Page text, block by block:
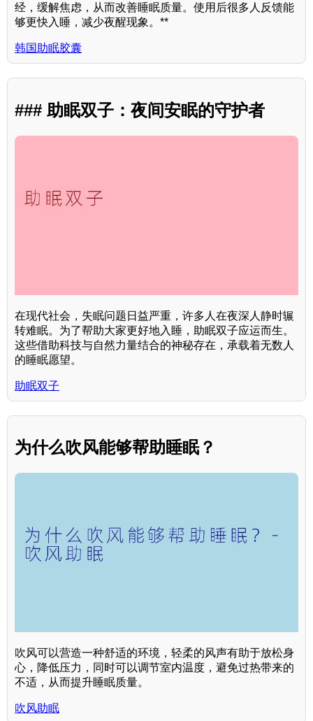
经，缓解焦虑，从而改善睡眠质量。使用后很多人反馈能
够更快入睡，减少夜醒现象。**
韩国助眠胶囊
### 助眠双子：夜间安眠的守护者
在现代社会，失眠问题日益严重，许多人在夜深人静时辗
转难眠。为了帮助大家更好地入睡，助眠双子应运而生。
这些借助科技与自然力量结合的神秘存在，承载着无数人
的睡眠愿望。
助眠双子
为什么吹风能够帮助睡眠？
吹风可以营造一种舒适的环境，轻柔的风声有助于放松身
心，降低压力，同时可以调节室内温度，避免过热带来的
不适，从而提升睡眠质量。
吹风助眠